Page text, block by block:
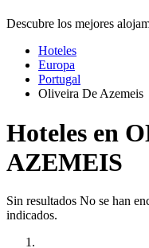
Descubre los mejores
Hoteles
Europa
Portugal
Oliveira De Azemeis
Hoteles en
AZEMEIS
Sin resultados No se han
indicados.